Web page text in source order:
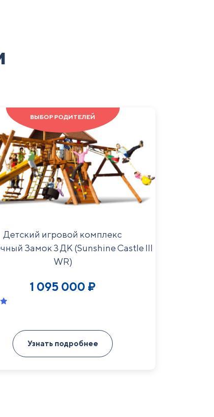
ВЫБОР РОДИТЕЛЕЙ
Детский игровой комплекс
Замок 3 ДК (Sunshine Castle III
WR)
1 095 000 ₽
Узнать подробнее